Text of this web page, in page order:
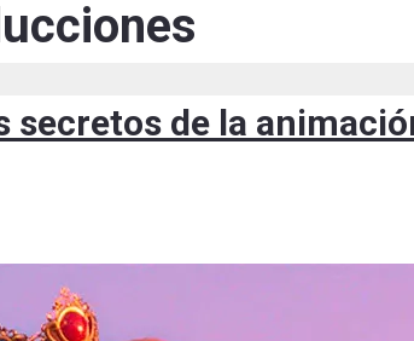
secretos de la